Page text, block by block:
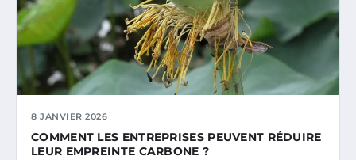
8 JANVIER 2026
COMMENT LES ENTREPRISES PEUVENT RÉDUIRE
LEUR EMPREINTE CARBONE ?